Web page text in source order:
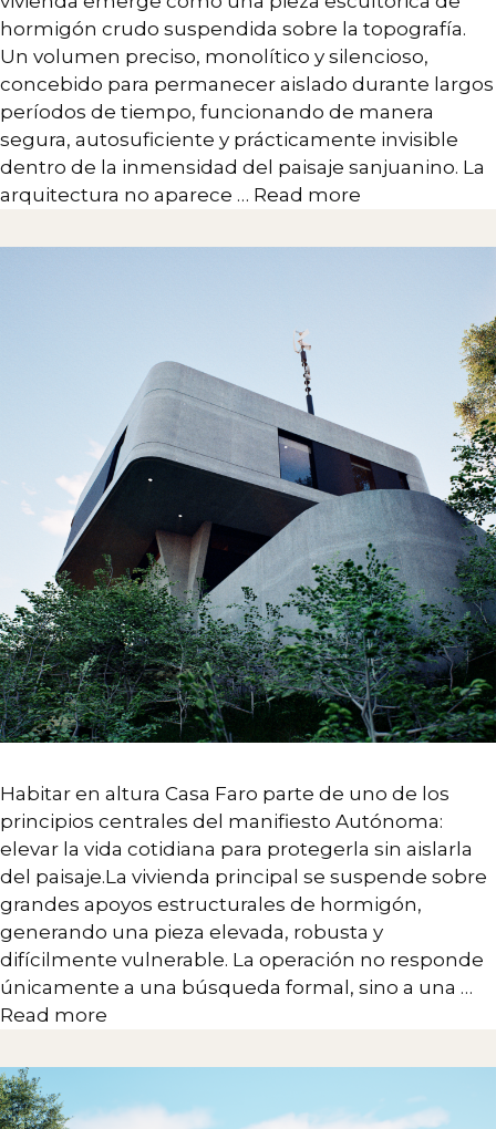
hormigón crudo suspendida sobre la topografía.
Un volumen preciso, monolítico y silencioso,
concebido para permanecer aislado durante largos
períodos de tiempo, funcionando de manera
segura, autosuficiente y prácticamente invisible
dentro de la inmensidad del paisaje sanjuanino. La
arquitectura no aparece … Read more
Habitar en altura Casa Faro parte de uno de los
principios centrales del manifiesto Autónoma:
elevar la vida cotidiana para protegerla sin aislarla
del paisaje.La vivienda principal se suspende sobre
grandes apoyos estructurales de hormigón,
generando una pieza elevada, robusta y
difícilmente vulnerable. La operación no responde
únicamente a una búsqueda formal, sino a una …
Read more